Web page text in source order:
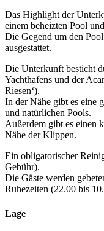
Das Highlight der
einem beheizten Pool
Die Gegend um den
ausgestattet.
Die Unterkunft besticht
Yachthafens und der
Riesen‘).
In der Nähe gibt es eine
und natürlichen Pools.
Außerdem gibt es einen
Nähe der Klippen.
Ein obligatorischer
Gebühr).
Die Gäste werden
Ruhezeiten (22.00 bis
Lage